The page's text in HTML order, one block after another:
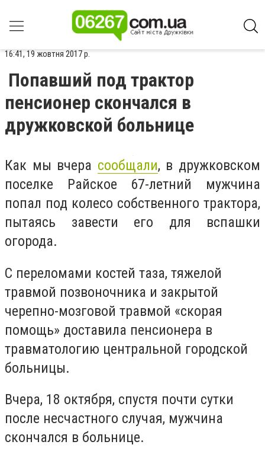
16:41, 19 жовтня 2017 р.
Попавший под трактор
пенсионер скончался в
дружковской больнице
Как мы вчера сообщали, в дружковском
поселке Райское 67-летний мужчина
попал под колесо собственного трактора,
пытаясь завести его для вспашки
огорода.
С переломами костей таза, тяжелой
травмой позвоночника и закрытой
черепно-мозговой травмой «скорая
помощь» доставила пенсионера в
травматологию центральной городской
больницы.
Вчера, 18 октября, спустя почти сутки
после несчастного случая, мужчина
скончался в больнице.